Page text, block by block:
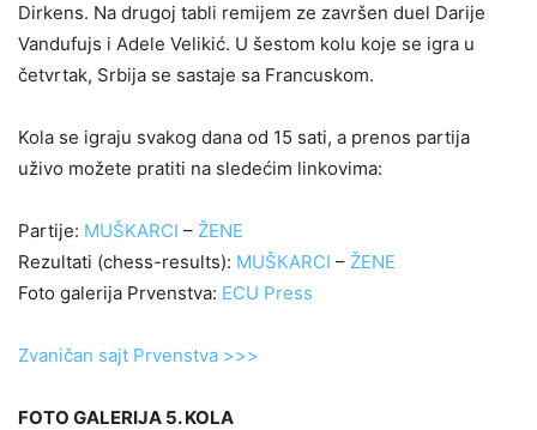
Dirkens. Na drugoj tabli remijem ze završen duel Darije
Vandufujs i Adele Velikić. U šestom kolu koje se igra u
četvrtak, Srbija se sastaje sa Francuskom.
Kola se igraju svakog dana od 15 sati, a prenos partija
uživo možete pratiti na sledećim linkovima:
Partije: MUŠKARCI – ŽENE
Rezultati (chess-results): MUŠКARCI – ŽENE
Foto galerija Prvenstva: ECU Press
Zvaničan sajt Prvenstva >>>
FOTO GALERIJA 5. KOLA